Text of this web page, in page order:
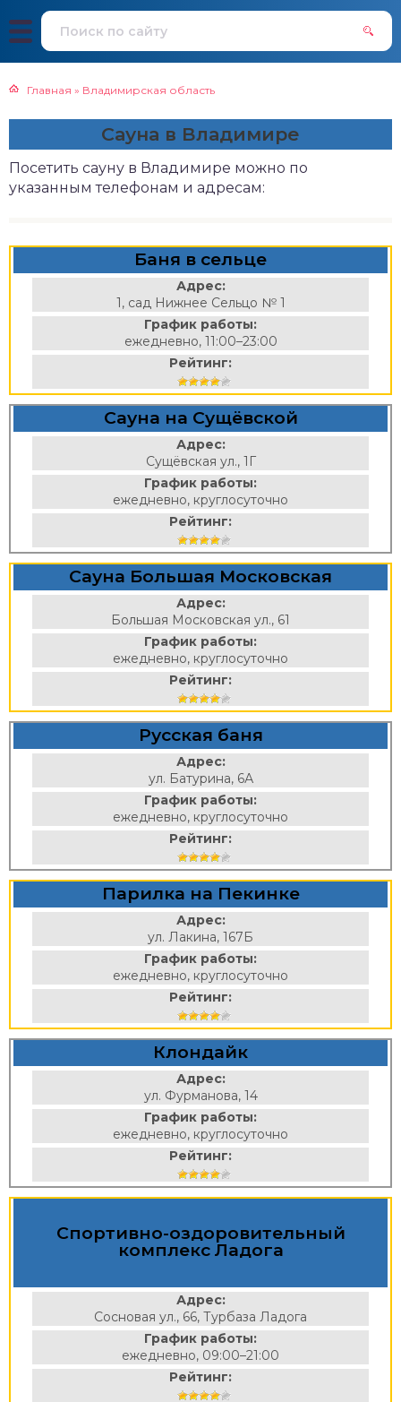
Главная » Владимирская область
Сауна в Владимире
Посетить сауну в Владимире можно по
указанным телефонам и адресам:
Баня в сельце
Адрес:
1, сад Нижнее Сельцо № 1
График работы:
ежедневно, 11:00–23:00
Рейтинг:
Сауна на Сущёвской
Адрес:
Сущёвская ул., 1Г
График работы:
ежедневно, круглосуточно
Рейтинг:
Сауна Большая Московская
Адрес:
Большая Московская ул., 61
График работы:
ежедневно, круглосуточно
Рейтинг:
Русская баня
Адрес:
ул. Батурина, 6А
График работы:
ежедневно, круглосуточно
Рейтинг:
Парилка на Пекинке
Адрес:
ул. Лакина, 167Б
График работы:
ежедневно, круглосуточно
Рейтинг:
Клондайк
Адрес:
ул. Фурманова, 14
График работы:
ежедневно, круглосуточно
Рейтинг:
Спортивно-оздоровительный
комплекс Ладога
Адрес:
Сосновая ул., 66, Турбаза Ладога
График работы:
ежедневно, 09:00–21:00
Рейтинг: